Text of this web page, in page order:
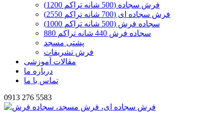
فرش سجاده (500 شانه تراکم 1200)
فرش سجاده ای (700 شانه تراکم 2550)
سجاده فرش (500 شانه تراکم 1000)
سجاده فرش 440 شانه تراکم 880
پشتی مسجد
فرش تشریفات
مقالات آموزشی
درباره ما
تماس با ما
0913 276 5583